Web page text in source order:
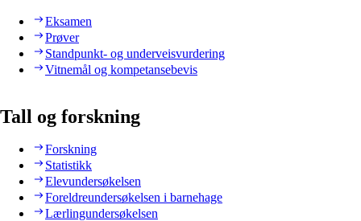
Eksamen
Prøver
Standpunkt- og underveisvurdering
Vitnemål og kompetansebevis
Tall og forskning
Forskning
Statistikk
Elevundersøkelsen
Foreldreundersøkelsen i barnehage
Lærlingundersøkelsen